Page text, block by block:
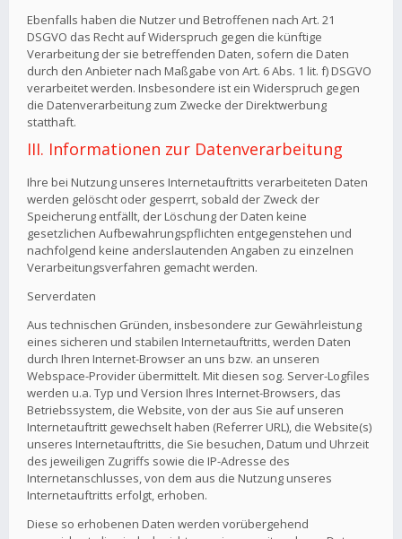
Ebenfalls haben die Nutzer und Betroffenen nach Art. 21
DSGVO das Recht auf Widerspruch gegen die künftige
Verarbeitung der sie betreffenden Daten, sofern die Daten
durch den Anbieter nach Maßgabe von Art. 6 Abs. 1 lit. f) DSGVO
verarbeitet werden. Insbesondere ist ein Widerspruch gegen
die Datenverarbeitung zum Zwecke der Direktwerbung
statthaft.
III. Informationen zur Datenverarbeitung
Ihre bei Nutzung unseres Internetauftritts verarbeiteten Daten
werden gelöscht oder gesperrt, sobald der Zweck der
Speicherung entfällt, der Löschung der Daten keine
gesetzlichen Aufbewahrungspflichten entgegenstehen und
nachfolgend keine anderslautenden Angaben zu einzelnen
Verarbeitungsverfahren gemacht werden.
Serverdaten
Aus technischen Gründen, insbesondere zur Gewährleistung
eines sicheren und stabilen Internetauftritts, werden Daten
durch Ihren Internet-Browser an uns bzw. an unseren
Webspace-Provider übermittelt. Mit diesen sog. Server-Logfiles
werden u.a. Typ und Version Ihres Internet-Browsers, das
Betriebssystem, die Website, von der aus Sie auf unseren
Internetauftritt gewechselt haben (Referrer URL), die Website(s)
unseres Internetauftritts, die Sie besuchen, Datum und Uhrzeit
des jeweiligen Zugriffs sowie die IP-Adresse des
Internetanschlusses, von dem aus die Nutzung unseres
Internetauftritts erfolgt, erhoben.
Diese so erhobenen Daten werden vorübergehend